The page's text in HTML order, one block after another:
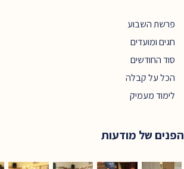
פרשת השבוע
חגים ומועדים
סוד החודשים
הכל על קבלה
לימוד מעמיק
הפנים של מודעות